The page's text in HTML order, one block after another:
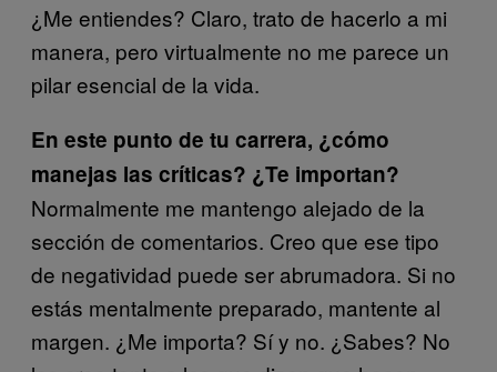
¿Me entiendes? Claro, trato de hacerlo a mi
manera, pero virtualmente no me parece un
pilar esencial de la vida.
En este punto de tu carrera, ¿cómo
manejas las críticas? ¿Te importan?
Normalmente me mantengo alejado de la
sección de comentarios. Creo que ese tipo
de negatividad puede ser abrumadora. Si no
estás mentalmente preparado, mantente al
margen. ¿Me importa? Sí y no. ¿Sabes? No